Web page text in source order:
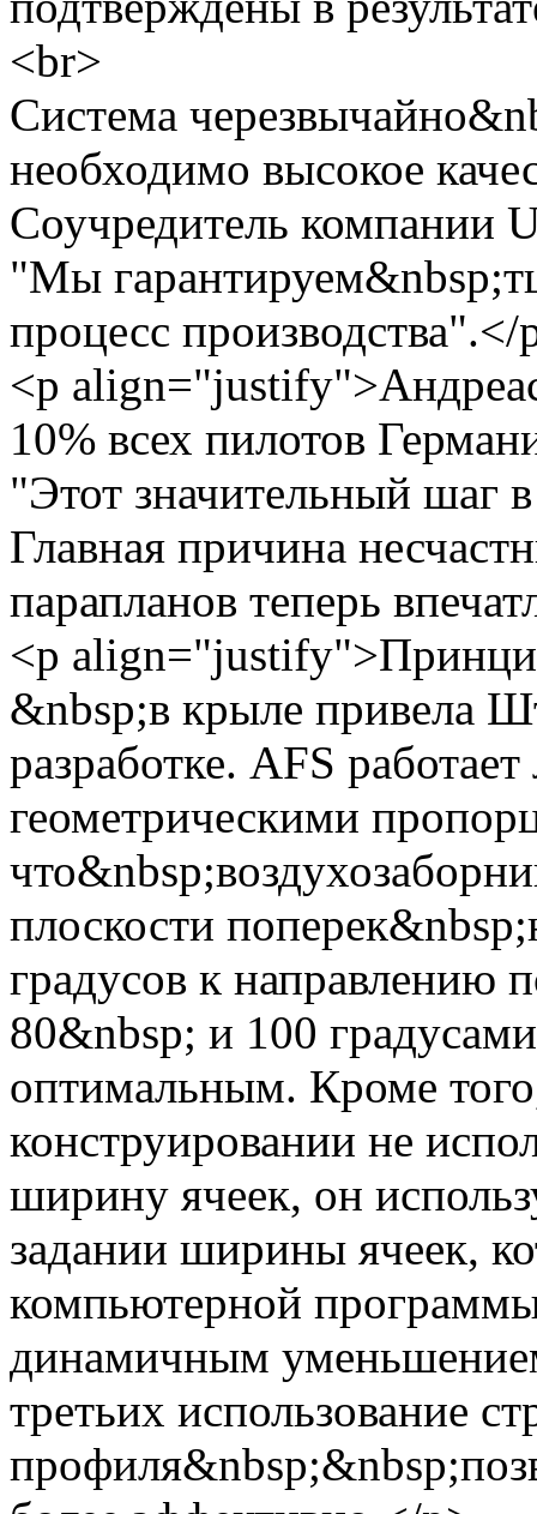
<br>
Система
необходимо высокое
Соучредитель компании
"Мы
процесс производства".</
<p
10% всех пилотов
"Этот значительный шаг
Главная причина
парапланов теперь
<p
&nbsp;в крыле привела
разработке. AFS
геометрическими
плоскости
градусов к направлению
80&nbsp; и 100
оптимальным. Кроме
конструировании не
ширину ячеек, он
задании ширины ячеек,
компьютерной
динамичным
третьих использование